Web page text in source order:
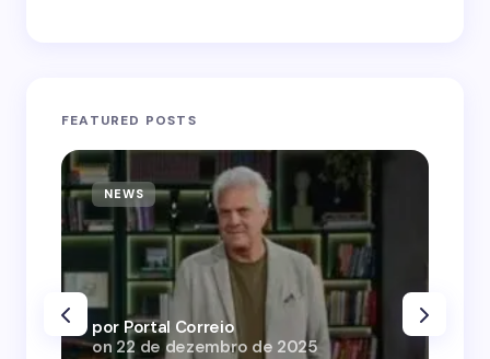
FEATURED POSTS
NEWS
por Portal Correio
on 22 de dezembro de 2025